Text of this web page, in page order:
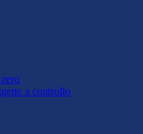
a controllo